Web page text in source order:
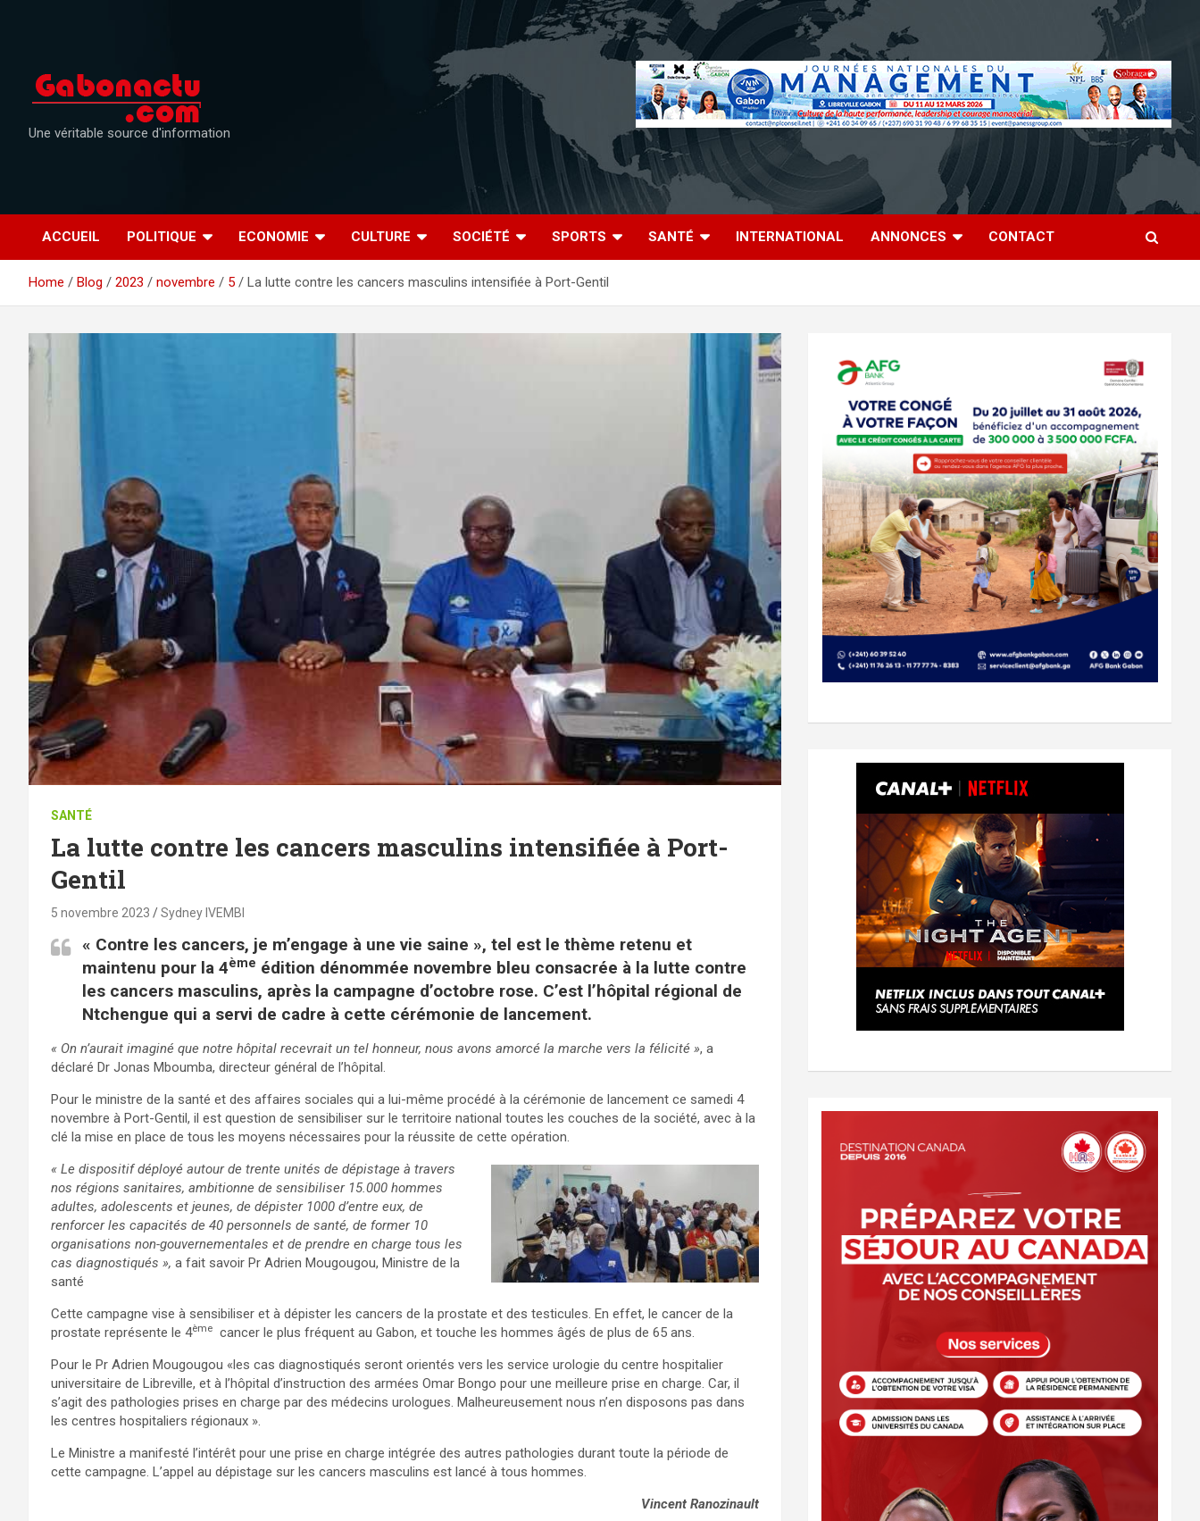
Une véritable source d'information
ACCUEIL POLITIQUE ECONOMIE CULTURE SOCIÉTÉ SPORTS SANTÉ INTERNATIONAL ANNONCES CONTACT
Home Blog 2023 novembre 5 La lutte contre les cancers masculins intensifiée à Port-Gentil
SANTÉ
La lutte contre les cancers masculins intensifiée à Port-
Gentil
5 novembre 2023 Sydney IVEMBI
« Contre les cancers, je m’engage à une vie saine », tel est le thème retenu et
maintenu pour la 4ème édition dénommée novembre bleu consacrée à la lutte contre
les cancers masculins, après la campagne d’octobre rose. C’est l’hôpital régional de
Ntchengue qui a servi de cadre à cette cérémonie de lancement.
« On n’aurait imaginé que notre hôpital recevrait un tel honneur, nous avons amorcé la marche vers la félicité », a
déclaré Dr Jonas Mboumba, directeur général de l’hôpital.
Pour le ministre de la santé et des affaires sociales qui a lui-même procédé à la cérémonie de lancement ce samedi 4
novembre à Port-Gentil, il est question de sensibiliser sur le territoire national toutes les couches de la société, avec à la
clé la mise en place de tous les moyens nécessaires pour la réussite de cette opération.
« Le dispositif déployé autour de trente unités de dépistage à travers
nos régions sanitaires, ambitionne de sensibiliser 15.000 hommes
adultes, adolescents et jeunes, de dépister 1000 d’entre eux, de
renforcer les capacités de 40 personnels de santé, de former 10
organisations non-gouvernementales et de prendre en charge tous les
cas diagnostiqués », a fait savoir Pr Adrien Mougougou, Ministre de la
santé
Cette campagne vise à sensibiliser et à dépister les cancers de la prostate et des testicules. En effet, le cancer de la
prostate représente le 4ème
cancer le plus fréquent au Gabon, et touche les hommes âgés de plus de 65 ans.
Pour le Pr Adrien Mougougou «les cas diagnostiqués seront orientés vers les service urologie du centre hospitalier
universitaire de Libreville, et à l’hôpital d’instruction des armées Omar Bongo pour une meilleure prise en charge. Car, il
s’agit des pathologies prises en charge par des médecins urologues. Malheureusement nous n’en disposons pas dans
les centres hospitaliers régionaux ».
Le Ministre a manifesté l’intérêt pour une prise en charge intégrée des autres pathologies durant toute la période de
cette campagne. L’appel au dépistage sur les cancers masculins est lancé à tous hommes.
Vincent Ranozinault